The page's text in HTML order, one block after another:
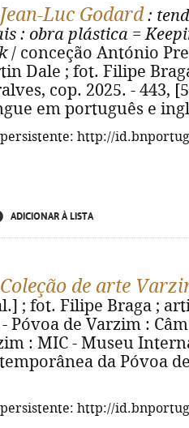
Jean-Luc Godard :
: obra plástica =
/ conceção António
Dale ; fot. Filipe
cop. 2025. - 443,
em português e
http://
ADICIONAR À LISTA
Coleção de arte
; fot. Filipe Braga ;
Póvoa de Varzim :
: MIC - Museu
da Póvoa
http://